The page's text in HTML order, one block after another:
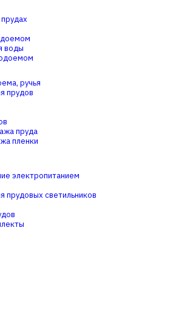
воды
ручья
прудов
пруда
пленки
электропитанием
светильников